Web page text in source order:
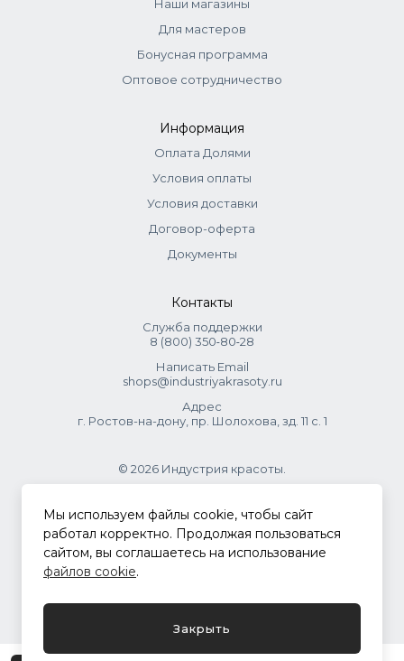
Наши магазины
Для мастеров
Бонусная программа
Оптовое сотрудничество
Информация
Оплата Долями
Условия оплаты
Условия доставки
Договор-оферта
Документы
Контакты
Служба поддержки
8 (800) 350‑80‑28
Написать Email
shops@industriyakrasoty.ru
Адрес
г. Ростов-на-дону, пр. Шолохова, зд. 11 с. 1
© 2026 Индустрия красоты.
.
Политика конфиденциальности
Мы используем файлы cookie, чтобы сайт
работал корректно. Продолжая пользоваться
сайтом, вы соглашаетесь на использование
файлов cookie.
Закрыть